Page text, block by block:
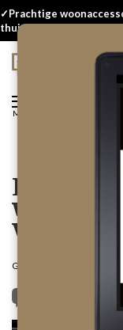
✓Prachtige
thuisbezorgd
Menu
Lente!
voorjaar
Geplaatst op